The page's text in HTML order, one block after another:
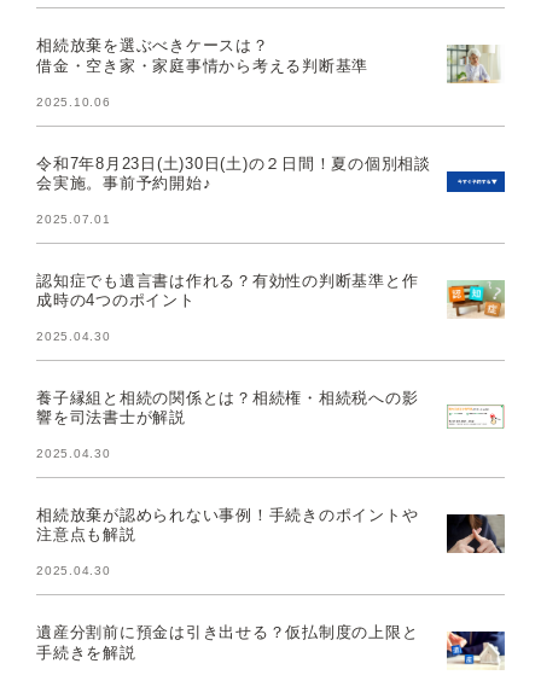
相続放棄を選ぶべきケースは？
借金・空き家・家庭事情から考える判断基準
2025.10.06
令和7年8月23日(土)30日(土)の２日間！夏の個別相談
会実施。事前予約開始♪
2025.07.01
認知症でも遺言書は作れる？有効性の判断基準と作
成時の4つのポイント
2025.04.30
養子縁組と相続の関係とは？相続権・相続税への影
響を司法書士が解説
2025.04.30
相続放棄が認められない事例！手続きのポイントや
注意点も解説
2025.04.30
遺産分割前に預金は引き出せる？仮払制度の上限と
手続きを解説